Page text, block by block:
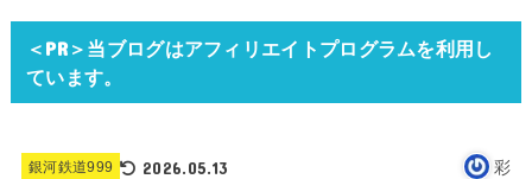
＜PR＞当ブログはアフィリエイトプログラムを利用し
ています。
銀河鉄道999 2026.05.13 彩